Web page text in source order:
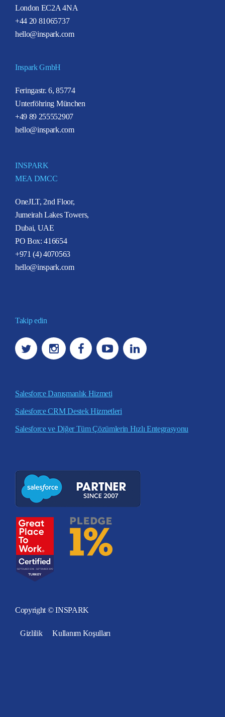
London EC2A 4NA
+44 20 81065737
hello@inspark.com
Inspark GmbH
Feringastr. 6, 85774
Unterföhring München
+49 89 255552907
hello@inspark.com
INSPARK
MEA DMCC
OneJLT, 2nd Floor,
Jumeirah Lakes Towers,
Dubai, UAE
PO Box: 416654
+971 (4) 4070563
hello@inspark.com
Takip edin
Salesforce Danışmanlık Hizmeti
Salesforce CRM Destek Hizmetleri
Salesforce ve Diğer Tüm Çözümlerin Hızlı Entegrasyonu
Copyright © INSPARK
Gizlilik Kullanım Koşulları